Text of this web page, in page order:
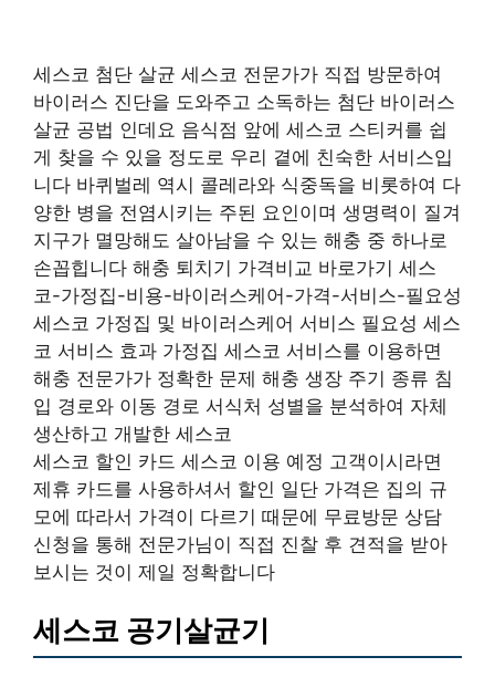
세스코 첨단 살균 세스코 전문가가 직접 방문하여
바이러스 진단을 도와주고 소독하는 첨단 바이러스
살균 공법 인데요 음식점 앞에 세스코 스티커를 쉽
게 찾을 수 있을 정도로 우리 곁에 친숙한 서비스입
니다 바퀴벌레 역시 콜레라와 식중독을 비롯하여 다
양한 병을 전염시키는 주된 요인이며 생명력이 질겨
지구가 멸망해도 살아남을 수 있는 해충 중 하나로
손꼽힙니다 해충 퇴치기 가격비교 바로가기 세스
코-가정집-비용-바이러스케어-가격-서비스-필요성
세스코 가정집 및 바이러스케어 서비스 필요성 세스
코 서비스 효과 가정집 세스코 서비스를 이용하면
해충 전문가가 정확한 문제 해충 생장 주기 종류 침
입 경로와 이동 경로 서식처 성별을 분석하여 자체
생산하고 개발한 세스코
세스코 할인 카드 세스코 이용 예정 고객이시라면
제휴 카드를 사용하셔서 할인 일단 가격은 집의 규
모에 따라서 가격이 다르기 때문에 무료방문 상담
신청을 통해 전문가님이 직접 진찰 후 견적을 받아
보시는 것이 제일 정확합니다
세스코 공기살균기